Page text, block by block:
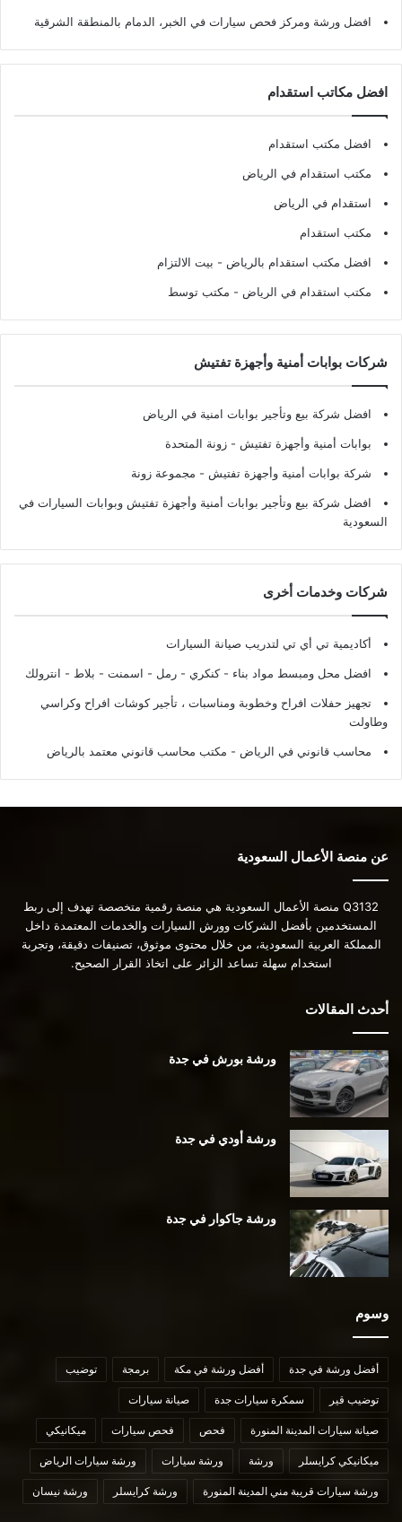
افضل ورشة ومركز فحص سيارات في الخبر، الدمام بالمنطقة الشرقية
افضل مكاتب استقدام
افضل مكتب استقدام
مكتب استقدام في الرياض
استقدام في الرياض
مكتب استقدام
افضل مكتب استقدام بالرياض - بيت الالتزام
مكتب استقدام في الرياض - مكتب توسط
شركات بوابات أمنية وأجهزة تفتيش
افضل شركة بيع وتأجير بوابات امنية في الرياض
بوابات أمنية وأجهزة تفتيش - زونة المتحدة
شركة بوابات أمنية وأجهزة تفتيش - مجموعة زونة
افضل شركة بيع وتأجير بوابات أمنية وأجهزة تفتيش وبوابات السيارات في
السعودية
شركات وخدمات أخرى
أكاديمية تي أي تي لتدريب صيانة السيارات
افضل محل ومبسط مواد بناء - كنكري - رمل - اسمنت - بلاط - انترولك
تجهيز حفلات افراح وخطوبة ومناسبات ، تأجير كوشات افراح وكراسي
وطاولت
محاسب قانوني في الرياض - مكتب محاسب قانوني معتمد بالرياض
عن منصة الأعمال السعودية
Q3132 منصة الأعمال السعودية هي منصة رقمية متخصصة تهدف إلى ربط
المستخدمين بأفضل الشركات وورش السيارات والخدمات المعتمدة داخل
المملكة العربية السعودية، من خلال محتوى موثوق، تصنيفات دقيقة، وتجربة
استخدام سهلة تساعد الزائر على اتخاذ القرار الصحيح.
أحدث المقالات
ورشة بورش في جدة
ورشة أودي في جدة
ورشة جاكوار في جدة
وسوم
أفضل ورشة في جدة أفضل ورشة في مكة برمجة توضيب
توضيب قير سمكرة سيارات جدة صيانة سيارات
صيانة سيارات المدينة المنورة فحص فحص سيارات ميكانيكي
ميكانيكي كرايسلر ورشة ورشة سيارات ورشة سيارات الرياض
ورشة سيارات قريبة مني المدينة المنورة ورشة كرايسلر ورشة نيسان